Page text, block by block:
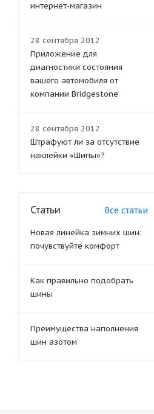
интернет-магазин
28 сентября 2012
Приложение для
диагностики состояния
вашего автомобиля от
компании Bridgestone
28 сентября 2012
Штрафуют ли за отсутствие
наклейки «Шипы»?
Статьи Все статьи
Новая линейка зимних шин:
почувствуйте комфорт
Как правильно подобрать
шины
Преимущества наполнения
шин азотом